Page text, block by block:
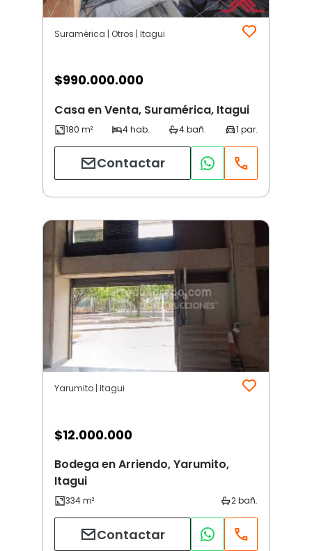
Suramérica | Otros | Itagui
$990.000.000
Casa en Venta, Suramérica, Itagui
Contactar
Yarumito | Itagui
$12.000.000
Bodega en Arriendo, Yarumito,
Itagui
Contactar